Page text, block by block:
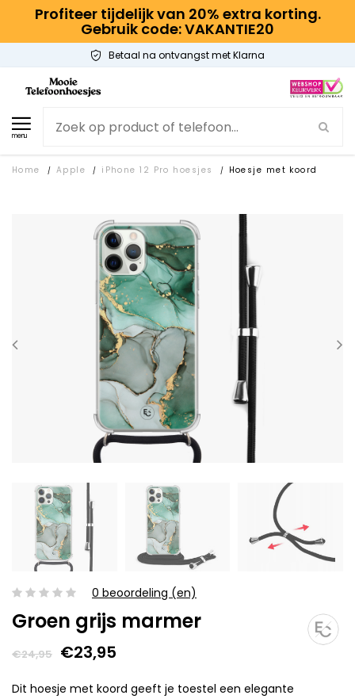
Profiteer tijdelijk van 20% extra korting.
Gebruik code: VAKANTIE20
Betaal na ontvangst met Klarna
menu
Home / Apple / iPhone 12 Pro hoesjes / Hoesje met koord
0 beoordeling (en)
Groen grijs marmer
€24,95 €23,95
Dit hoesje met koord geeft je toestel een elegante